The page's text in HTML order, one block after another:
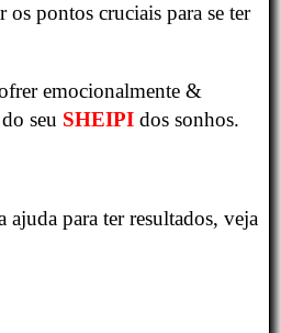
os pontos cruciais para se ter
emocionalmente &
seu SHEIPI dos sonhos.
ajuda para ter resultados, veja